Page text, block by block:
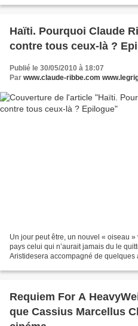
Haïti. Pourquoi Claude
contre tous ceux-là ?
Publié le 30/05/2010 à 18:07
Par www.claude-ribbe.com
Un jour peut être, un nouvel « oiseau
pays celui qui n’aurait jamais du le
Aristidesera accompagné de quelques
Requiem For A
que Cassius Marcellus